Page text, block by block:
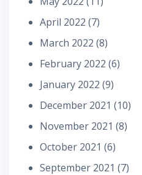
April 2022 (7)
March 2022 (8)
February 2022 (6)
January 2022 (9)
December 2021 (10)
November 2021 (8)
October 2021 (6)
September 2021 (7)